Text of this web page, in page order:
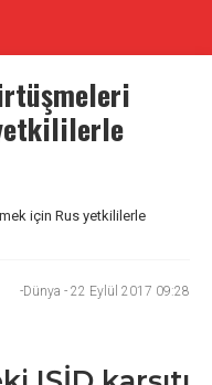
için Rus yetkililerle
-Dünya - 22 Eylül 2017 09:28